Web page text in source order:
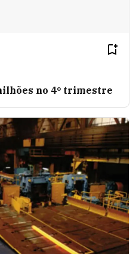
no 4º trimestre